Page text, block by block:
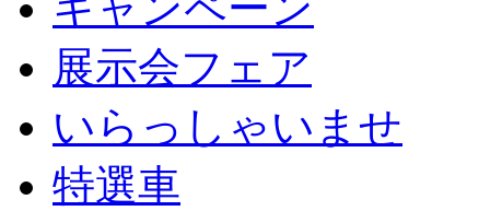
展示会フェア
いらっしゃいませ
特選車